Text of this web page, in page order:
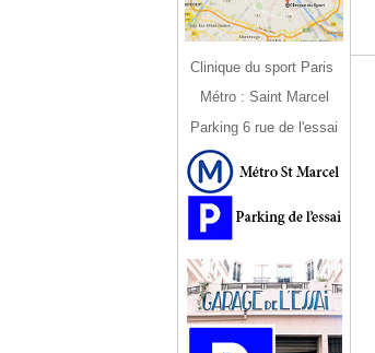
Clinique du sport Paris
Métro : Saint Marcel
Parking 6 rue de l'essai